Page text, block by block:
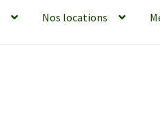
Nos locations